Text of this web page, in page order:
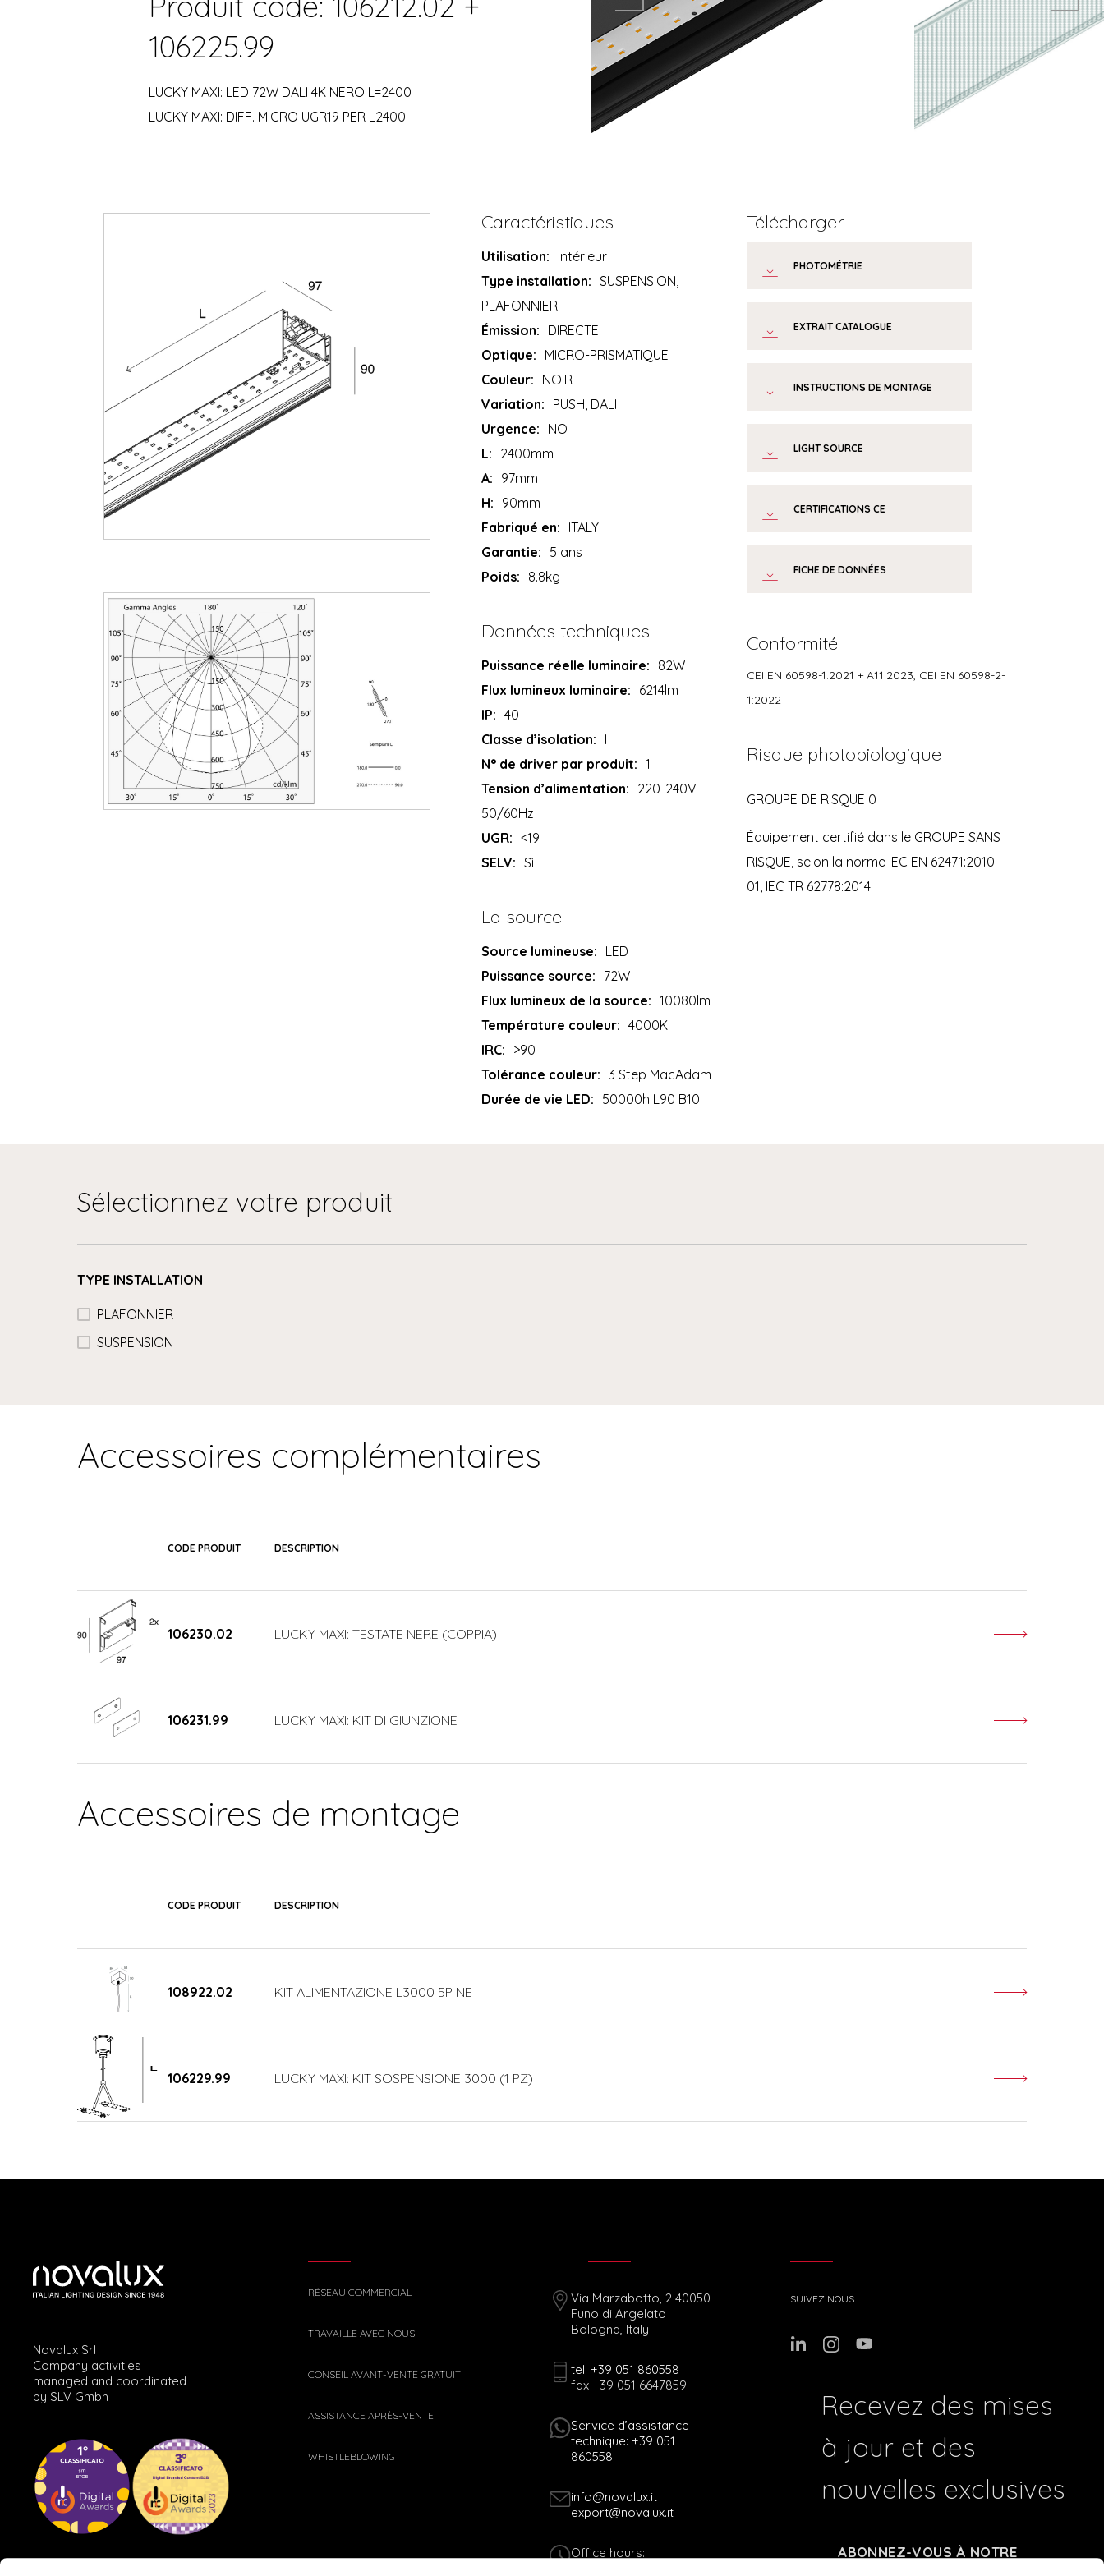
106225.99
LUCKY MAXI: LED 72W DALI 4K NERO L=2400
LUCKY MAXI: DIFF. MICRO UGR19 PER L2400
Caractéristiques
Utilisation: Intérieur
Type installation: SUSPENSION,
PLAFONNIER
Émission: DIRECTE
Optique: MICRO-PRISMATIQUE
Couleur: NOIR
Variation: PUSH, DALI
Urgence: NO
L: 2400mm
A: 97mm
H: 90mm
Fabriqué en: ITALY
Garantie: 5 ans
Poids: 8.8kg
Données techniques
Puissance réelle luminaire: 82W
Flux lumineux luminaire: 6214lm
IP: 40
Classe d’isolation: I
N° de driver par produit: 1
Tension d’alimentation: 220-240V
50/60Hz
UGR: <19
SELV: Sì
La source
Source lumineuse: LED
Puissance source: 72W
Flux lumineux de la source: 10080lm
Température couleur: 4000K
IRC: >90
Tolérance couleur: 3 Step MacAdam
Durée de vie LED: 50000h L90 B10
Télécharger
PHOTOMÉTRIE
EXTRAIT CATALOGUE
INSTRUCTIONS DE MONTAGE
LIGHT SOURCE
CERTIFICATIONS CE
FICHE DE DONNÉES
Conformité
CEI EN 60598-1:2021 + A11:2023, CEI EN 60598-2-
1:2022
Risque photobiologique
GROUPE DE RISQUE 0
Équipement certifié dans le GROUPE SANS
RISQUE, selon la norme IEC EN 62471:2010-
01, IEC TR 62778:2014.
Sélectionnez votre produit
TYPE INSTALLATION
PLAFONNIER
SUSPENSION
Accessoires complémentaires
CODE PRODUIT DESCRIPTION
106230.02 LUCKY MAXI: TESTATE NERE (COPPIA)
106231.99 LUCKY MAXI: KIT DI GIUNZIONE
Accessoires de montage
CODE PRODUIT DESCRIPTION
108922.02 KIT ALIMENTAZIONE L3000 5P NE
106229.99 LUCKY MAXI: KIT SOSPENSIONE 3000 (1 PZ)
Novalux Srl
Company activities
managed and coordinated
by SLV Gmbh
RÉSEAU COMMERCIAL
TRAVAILLE AVEC NOUS
CONSEIL AVANT-VENTE GRATUIT
ASSISTANCE APRÈS-VENTE
WHISTLEBLOWING
Via Marzabotto, 2 40050
Funo di Argelato
Bologna, Italy
tel: +39 051 860558
fax +39 051 6647859
Service d’assistance
technique: +39 051
860558
info@novalux.it
export@novalux.it
Office hours:
SUIVEZ NOUS
Recevez des mises
à jour et des
nouvelles exclusives
ABONNEZ-VOUS À NOTRE